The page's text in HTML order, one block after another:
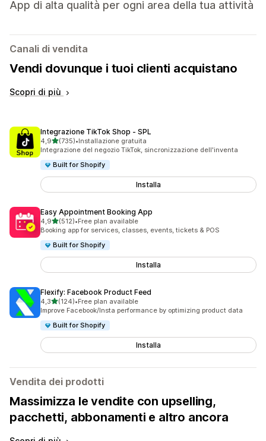
App di alta qualità per ogni area della tua attività
Canali di vendita
Vendi dovunque i tuoi clienti acquistano
Scopri di più
Integrazione TikTok Shop ‑ SPL
4,9stelle su 5
(735)
735 recensioni totali
•Installazione gratuita
Integrazione del negozio TikTok, sincronizzazione dell'inventa
Built for Shopify
Installa
Easy Appointment Booking App
4,9stelle su 5
(512)
512 recensioni totali
•Free plan available
Booking app for services, classes, events, tickets & POS
Built for Shopify
Installa
Flexify: Facebook Product Feed
4,3stelle su 5
(124)
124 recensioni totali
•Free plan available
Improve Facebook/Insta performance by optimizing product data
Built for Shopify
Installa
Vendita dei prodotti
Massimizza le vendite con upselling,
pacchetti, abbonamenti e altro ancora